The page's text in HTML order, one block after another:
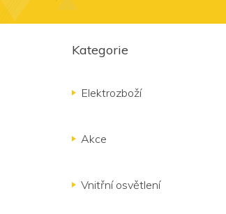
Kategorie
Elektrozboží
Akce
Vnitřní osvětlení